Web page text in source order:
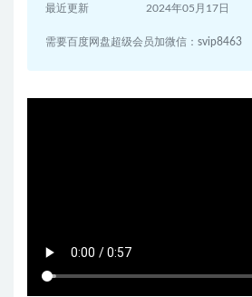
最近更新 2024年05月17日
需要百度网盘超级会员加微信：svip8463